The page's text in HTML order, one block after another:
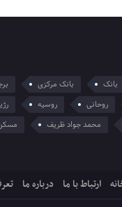
بانک بانک مرکزی
روحانی روسیه
محمد جواد ظریف
ارتباط با ما درباره ما